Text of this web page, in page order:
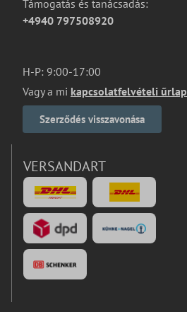
Támogatás és tanácsadás:
+4940 797508920
H-P: 9:00-17:00
Vagy a mi kapcsolatfelvételi űrlap
Szerződés visszavonása
VERSANDART